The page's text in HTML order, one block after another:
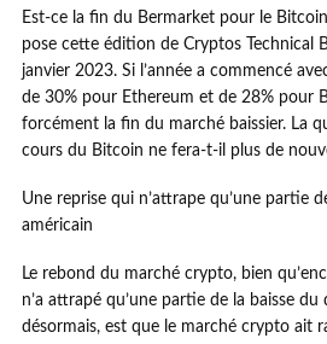
Est-ce la fin du Bermarket pour le
pose cette édition de Cryptos Technical
janvier 2023. Si l’année a commencé
de 30% pour Ethereum et de 28% pour
forcément la fin du marché baissier. La
cours du Bitcoin ne fera-t-il plus de
Une reprise qui n’attrape qu’une partie
américain
Le rebond du marché crypto, bien
n’a attrapé qu’une partie de la baisse
désormais, est que le marché crypto ait